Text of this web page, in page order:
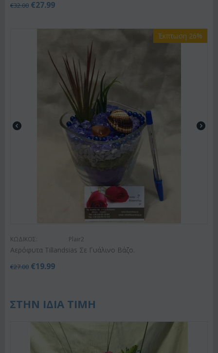
€32.00 €27.99
Έκπτωση 26%
ΚΩΔΙΚΟΣ: Plair2
Αερόφυτα Tillandsias Σε Γυάλινο Βάζο.
€27.00 €19.99
ΣΤΗΝ ΙΔΙΑ ΤΙΜΗ